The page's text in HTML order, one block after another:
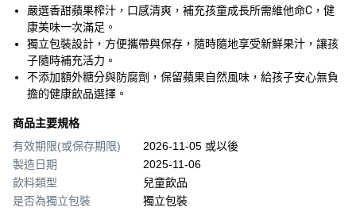
嚴選香甜蘋果榨汁，口感清爽，補充孩童成長所需維他命C，健
康美味一次滿足。
獨立包裝設計，方便攜帶與保存，隨時隨地享受新鮮果汁，讓孩
子隨時補充活力。
不添加額外糖分與防腐劑，保留蘋果自然風味，給孩子安心無負
擔的健康飲品選擇。
商品主要規格
有效期限(或保存期限)
2026-11-05 或以後
製造日期
2025-11-06
飲料類型
兒童飲品
是否為獨立包裝
獨立包裝